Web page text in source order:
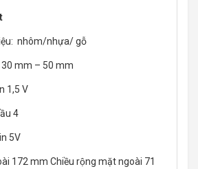
nhôm/nhựa/ gỗ
mm – 50 mm
1,5 V
4
5V
172 mm Chiều rộng mặt ngoài 71